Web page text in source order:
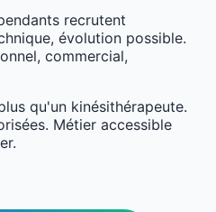
recrutent
évolution possible.
commercial,
qu'un kinésithérapeute.
Métier accessible